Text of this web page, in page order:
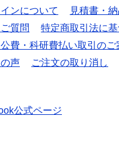
ンについて
見積書・
質問
特定商取引法に
費・科研費払い取引のご
声 ご注文の取り消し
公式ページ